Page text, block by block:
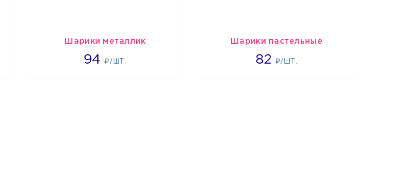
Шарики металлик
94₽/ШТ.
1697 Шарики пастельные
82 ₽/ШТ.
2192